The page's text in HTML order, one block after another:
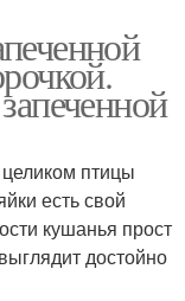
птицы
есть свой
кушанья прост
достойно